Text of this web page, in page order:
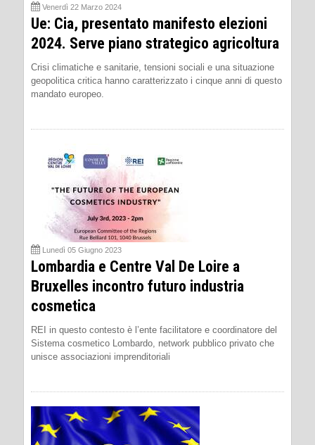
Venerdì 22 Marzo 2024
Ue: Cia, presentato manifesto elezioni
2024. Serve piano strategico agricoltura
Crisi climatiche e sanitarie, tensioni sociali e una situazione
geopolitica critica hanno caratterizzato i cinque anni di questo
mandato europeo.
Lunedì 05 Giugno 2023
Lombardia e Centre Val De Loire a
Bruxelles incontro futuro industria
cosmetica
REI in questo contesto è l’ente facilitatore e coordinatore del
Sistema cosmetico Lombardo, network pubblico privato che
unisce associazioni imprenditoriali